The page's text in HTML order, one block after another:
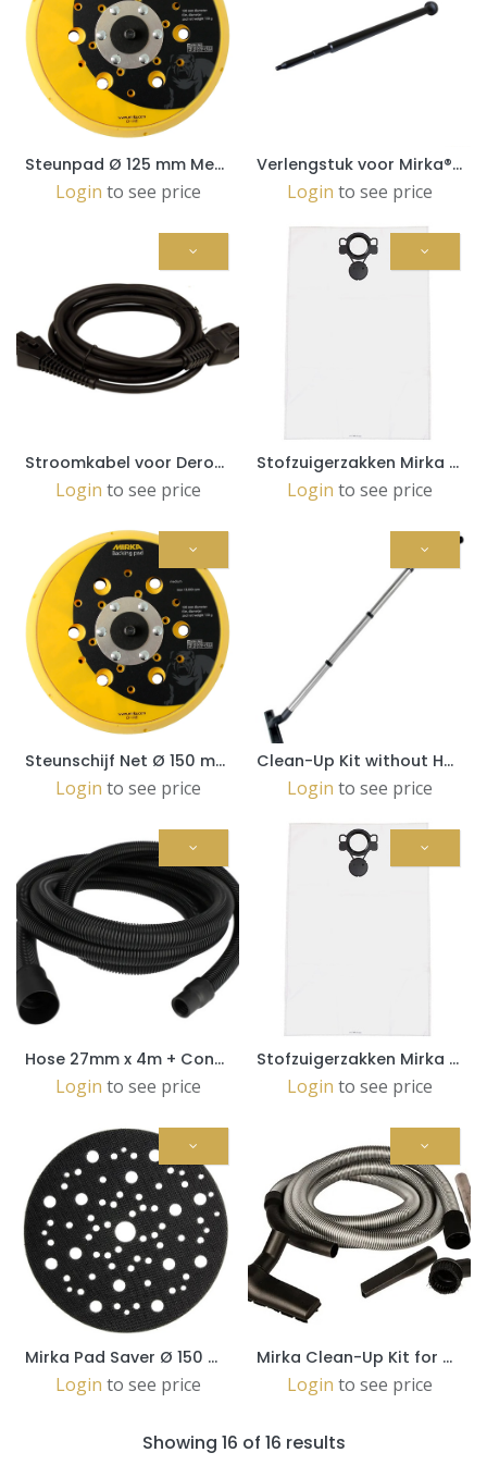
Steunpad Ø 125 mm Medium (8292502011)
Login to see price
Verlengstuk voor Mirka®LEROS (MIW9588011)
Login to see price
Stroomkabel voor Deros 4,3m CE 230V EU (MIE9016011)
Login to see price
Stofzuigerzakken Mirka DE 1025/1125 fleece non-woven per 5 stuks (8999000211)
Login to see price
Steunschijf Net Ø 150 mm 5/16" (8292605011)
Login to see price
Clean-Up Kit without Hose (8999790111)
Login to see price
Hose 27mm x 4m + Connector (MIN6519411)
Login to see price
Stofzuigerzakken Mirka 1230 fleece non-woven per 5 stuks (8999100211)
Login to see price
Mirka Pad Saver Ø 150 mm (5st.) (8295610111)
Login to see price
Mirka Clean-Up Kit for Dust Extractors (8999799111)
Login to see price
Showing 16 of 16 results